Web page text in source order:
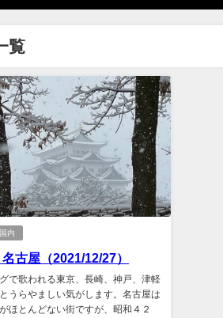
覧
内
古屋（2021/12/27）
で歌われる東京、長崎、神戸、津軽
うらやましい気がします。名古屋は
ほとんどない街ですが、昭和４２